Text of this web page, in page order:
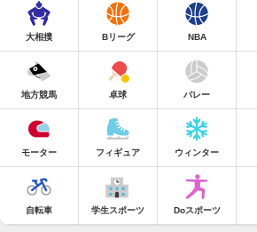
大相撲 Bリーグ NBA
地方競馬 卓球 バレー
モーター フィギュア ウィンター
自転車 学生スポーツ Doスポーツ